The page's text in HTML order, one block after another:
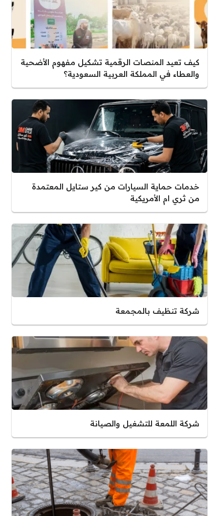
كيف تعيد المنصات الرقمية تشكيل مفهوم الأضحية
والعطاء في المملكة العربية السعودية؟
خدمات حماية السيارات من كير ستايل المعتمدة
من ثري ام الأمريكية
شركة تنظيف بالمجمعة
شركة اللمعة للتشغيل والصيانة